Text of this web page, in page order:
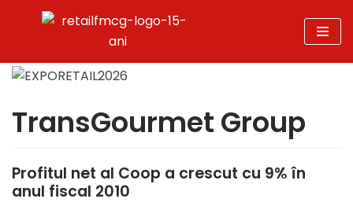
la
conținut
TransGourmet Group
Profitul net al Coop a crescut cu 9% în
anul fiscal 2010